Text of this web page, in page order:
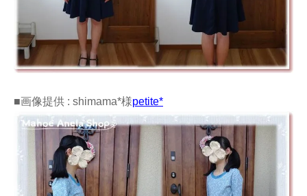
■画像提供 : shimama*様petite*